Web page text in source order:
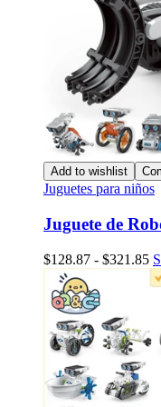
Add to wishlist
Juguetes para niños
Juguete de
$128.87 - $321.85
de